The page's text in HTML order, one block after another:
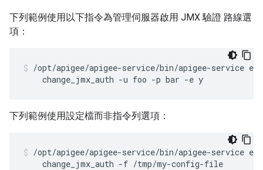
下列範例使用以下指令為管理伺服器啟用 JMX 驗證 路線選
項：
/opt/apigee/apigee-service/bin/apigee-service
    change_jmx_auth -u foo -p bar -e y
下列範例使用設定檔而非指令列選項：
/opt/apigee/apigee-service/bin/apigee-service
    change_jmx_auth -f /tmp/my-config-file